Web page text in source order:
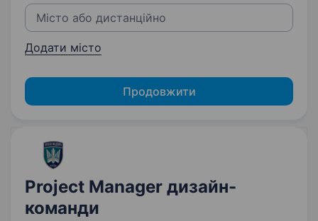
Додати місто
Продовжити
Project Manager дизайн-
команди